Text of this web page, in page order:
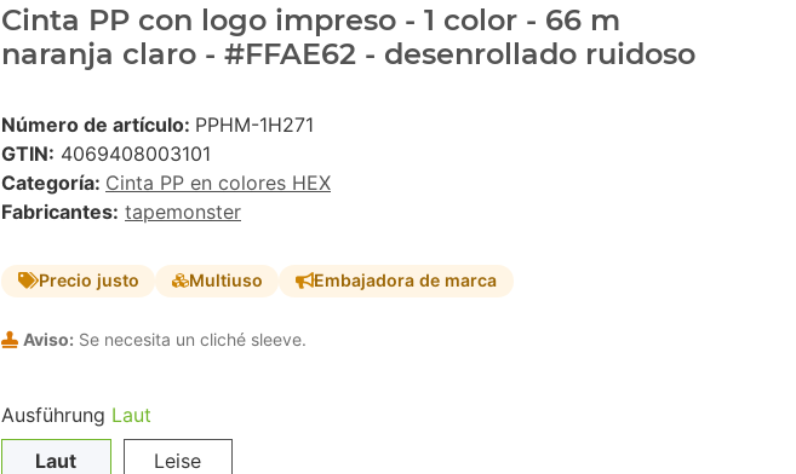
Cinta PP con logo impreso - 1 color - 66 m
naranja claro - #FFAE62 - desenrollado ruidoso
Número de artículo: PPHM-1H271
GTIN: 4069408003101
Categoría: Cinta PP en colores HEX
Fabricantes: tapemonster
Precio justo Multiuso Embajadora de marca
Aviso: Se necesita un cliché sleeve.
Ausführung Laut
Laut
Leise